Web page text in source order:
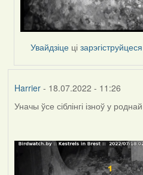
Увайдзіце цізарэгіструйцеся
Harrier- 18.07.2022 - 11:26
Уначы ўсе сіблінгі ізноў у